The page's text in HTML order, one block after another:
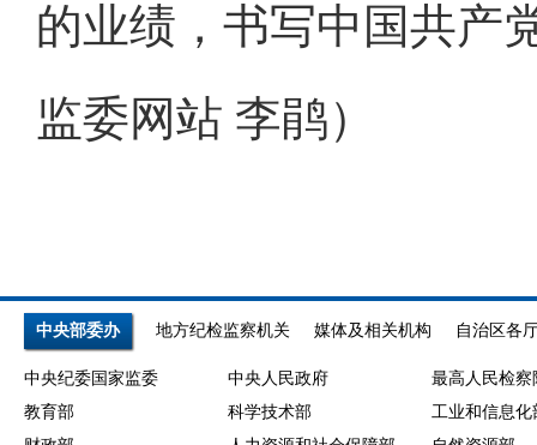
的业绩，书写中国共产
监委网站 李鹃）
中央部委办 地方纪检监察机关 媒体及相关机构 自治区各
中央纪委国家监委 中央人民政府
最高人民检察
教育部
科学技术部
工业和信息化